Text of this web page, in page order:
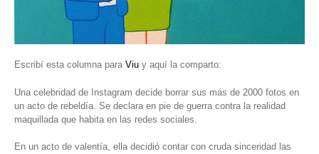
Escribí esta columna para Viu y aquí la comparto:
Una celebridad de Instagram decide borrar sus más de 2000 fotos en
un acto de rebeldía. Se declara en pie de guerra contra la realidad
maquillada que habita en las redes sociales.
En un acto de valentía, ella decidió contar con cruda sinceridad las